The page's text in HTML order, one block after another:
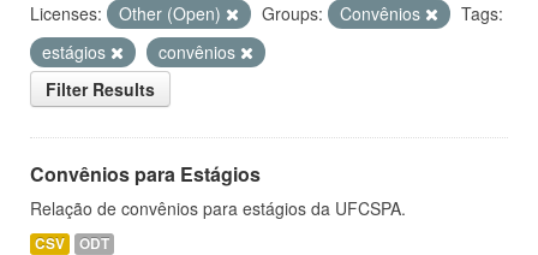
Licenses: Other (Open) Groups: Convênios
Tags:
estágios
convênios
Filter Results
Convênios para Estágios
Relação de convênios para estágios da UFCSPA.
CSV ODT